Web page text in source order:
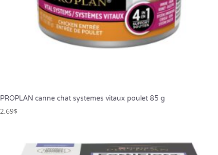
PROPLAN canne chat systemes vitaux poulet 85 g
2.69$